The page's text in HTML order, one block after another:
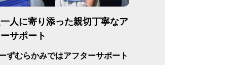
人に寄り添った親切丁寧なア
サポート
ずむらかみではアフターサポート